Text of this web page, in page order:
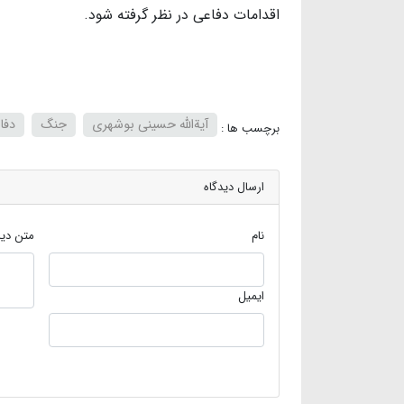
اقدامات دفاعی در نظر گرفته شود.
برچسب ها : آیة‌الله حسینی بوشهری جنگ
ارسال دیدگاه
نام
ایمیل
متن